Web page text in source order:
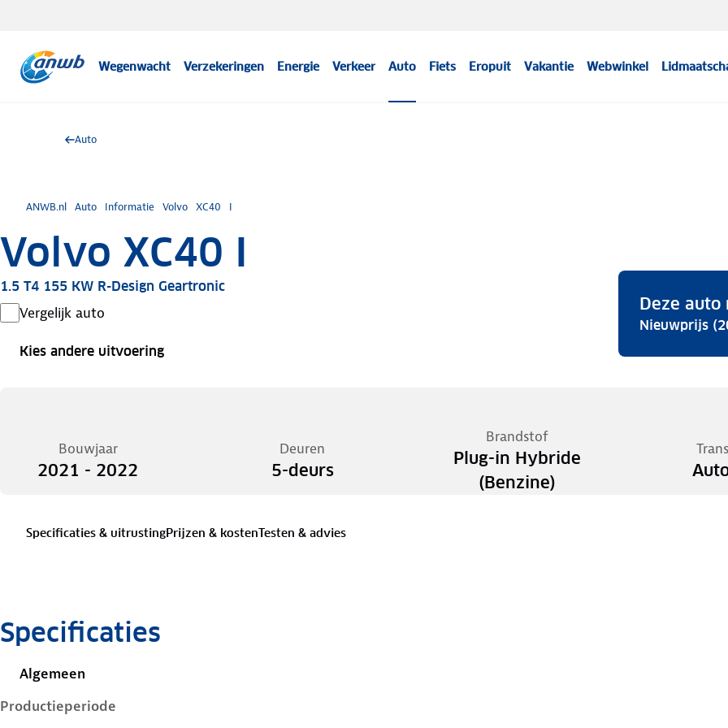
Wegenwacht Verzekeringen Energie Verkeer Auto Fiets Eropuit Vakantie Webwinkel
Auto
ANWB.nl Auto Informatie Volvo XC40 I
Volvo XC40 I
1.5 T4 155 KW R-Design Geartronic
Vergelijk auto
Kies andere uitvoering
Deze auto
Nieuwprijs
Bouwjaar
2021 - 2022
Deuren
5-deurs
Brandstof
Plug-in Hybride
(Benzine)
Specificaties & uitrustingPrijzen & kostenTesten & advies
Specificaties
Algemeen
Productieperiode